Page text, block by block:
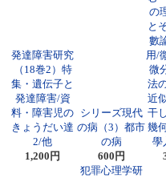
発達障害研究
（18巻2）特
集・遺伝子と
発達障害/資
料・障害児の
きょうだい達
2/他
1,200円
シリーズ現代
の病（3）都市
の病
600円
の
と
數
用/
微
法
近
干
幾
學
犯罪心理学研